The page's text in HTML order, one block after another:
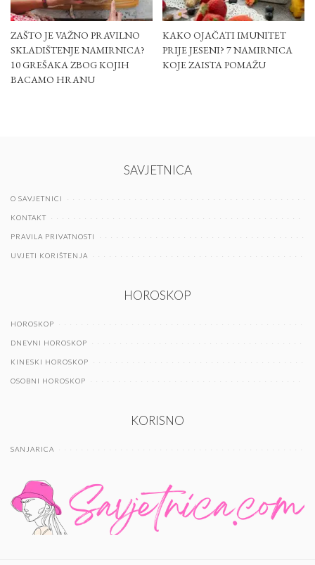
ZAŠTO JE VAŽNO PRAVILNO
SKLADIŠTENJE NAMIRNICA?
10 GREŠAKA ZBOG KOJIH
BACAMO HRANU
KAKO OJAČATI IMUNITET
PRIJE JESENI? 7 NAMIRNICA
KOJE ZAISTA POMAŽU
SAVJETNICA
O SAVJETNICI
KONTAKT
PRAVILA PRIVATNOSTI
UVJETI KORIŠTENJA
HOROSKOP
HOROSKOP
DNEVNI HOROSKOP
KINESKI HOROSKOP
OSOBNI HOROSKOP
KORISNO
SANJARICA